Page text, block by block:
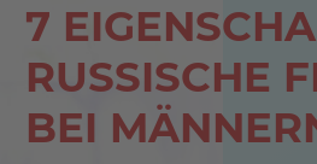
7
RUSSISCHE
BEI